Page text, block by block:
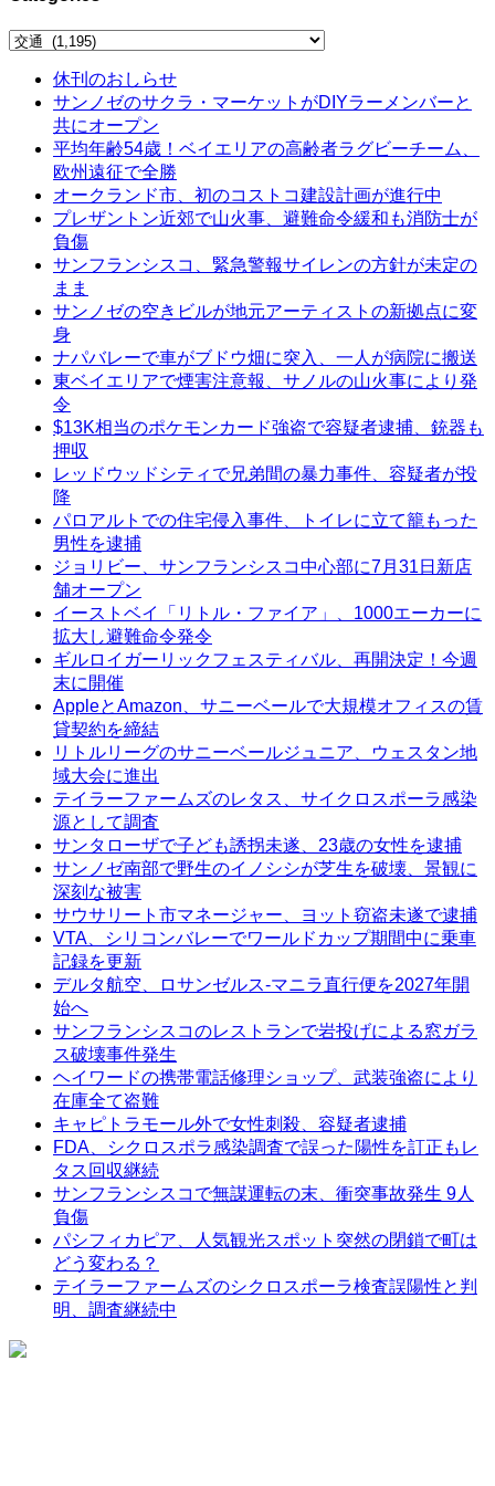
Categories
休刊のおしらせ
サンノゼのサクラ・マーケットがDIYラーメンバーと
共にオープン
平均年齢54歳！ベイエリアの高齢者ラグビーチーム、
欧州遠征で全勝
オークランド市、初のコストコ建設計画が進行中
プレザントン近郊で山火事、避難命令緩和も消防士が
負傷
サンフランシスコ、緊急警報サイレンの方針が未定の
まま
サンノゼの空きビルが地元アーティストの新拠点に変
身
ナパバレーで車がブドウ畑に突入、一人が病院に搬送
東ベイエリアで煙害注意報、サノルの山火事により発
令
$13K相当のポケモンカード強盗で容疑者逮捕、銃器も
押収
レッドウッドシティで兄弟間の暴力事件、容疑者が投
降
パロアルトでの住宅侵入事件、トイレに立て籠もった
男性を逮捕
ジョリビー、サンフランシスコ中心部に7月31日新店
舗オープン
イーストベイ「リトル・ファイア」、1000エーカーに
拡大し避難命令発令
ギルロイガーリックフェスティバル、再開決定！今週
末に開催
AppleとAmazon、サニーベールで大規模オフィスの賃
貸契約を締結
リトルリーグのサニーベールジュニア、ウェスタン地
域大会に進出
テイラーファームズのレタス、サイクロスポーラ感染
源として調査
サンタローザで子ども誘拐未遂、23歳の女性を逮捕
サンノゼ南部で野生のイノシシが芝生を破壊、景観に
深刻な被害
サウサリート市マネージャー、ヨット窃盗未遂で逮捕
VTA、シリコンバレーでワールドカップ期間中に乗車
記録を更新
デルタ航空、ロサンゼルス-マニラ直行便を2027年開
始へ
サンフランシスコのレストランで岩投げによる窓ガラ
ス破壊事件発生
ヘイワードの携帯電話修理ショップ、武装強盗により
在庫全て盗難
キャピトラモール外で女性刺殺、容疑者逮捕
FDA、シクロスポラ感染調査で誤った陽性を訂正もレ
タス回収継続
サンフランシスコで無謀運転の末、衝突事故発生 9人
負傷
パシフィカピア、人気観光スポット突然の閉鎖で町は
どう変わる？
テイラーファームズのシクロスポーラ検査誤陽性と判
明、調査継続中